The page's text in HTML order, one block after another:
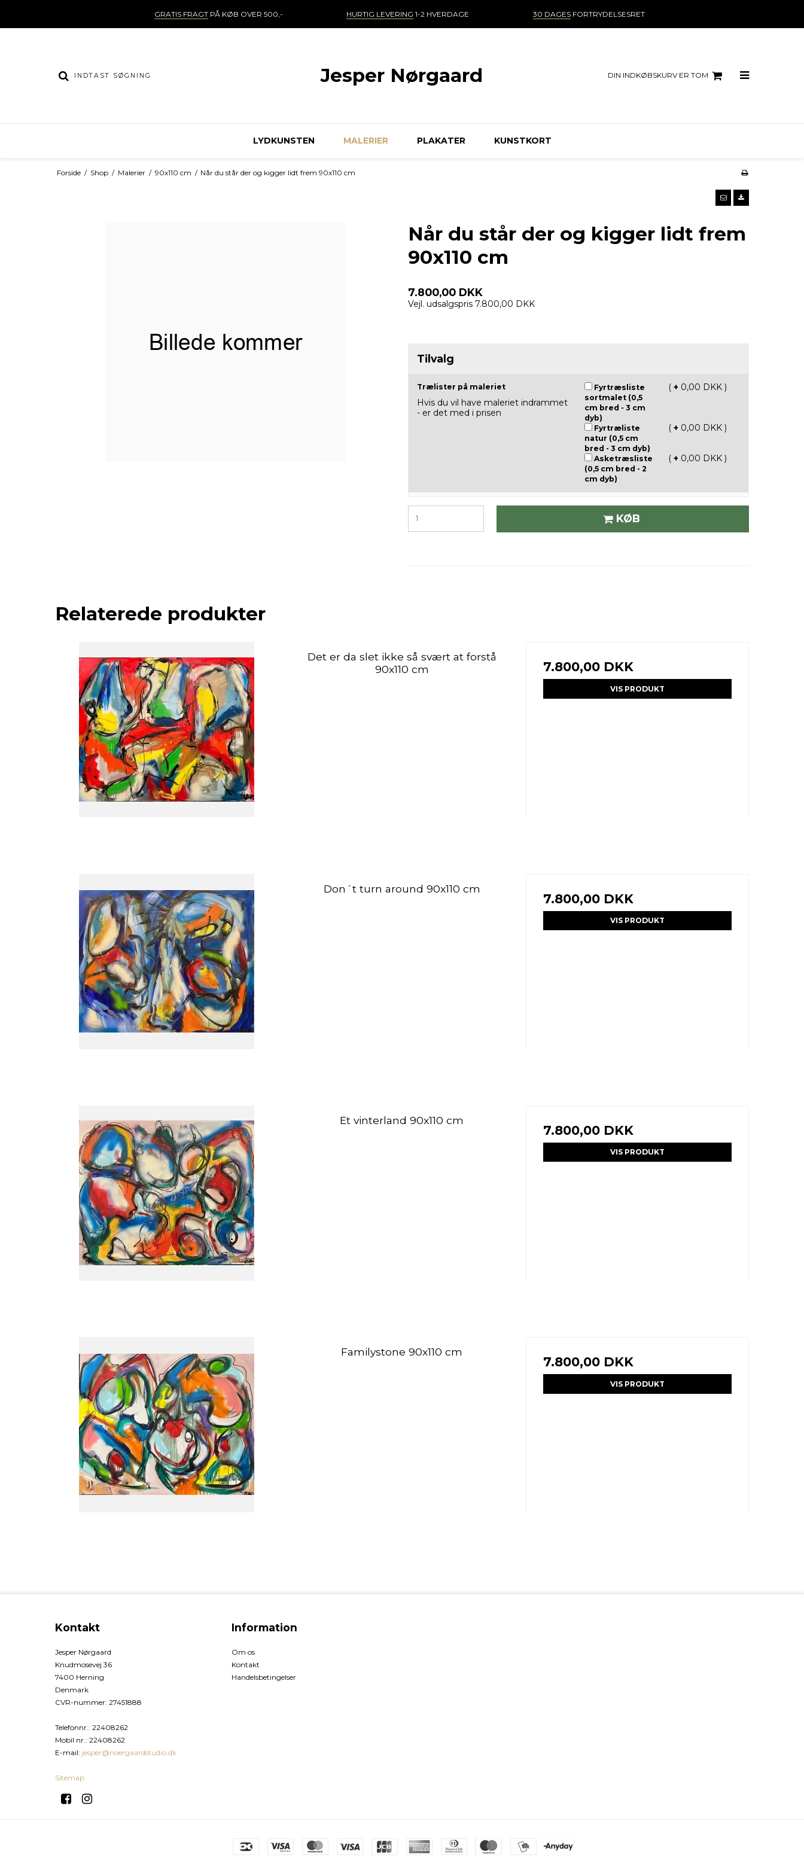
GRATIS FRAGTPÅ KØB OVER 500,- HURTIG LEVERING 1-2 HVERDAGE 30 DAGESFORTRYDELSESRET
Jesper Nørgaard DIN INDKØBSKURV ER TOM
LYDKUNSTEN MALERIER PLAKATER KUNSTKORT
Forside / Shop / Malerier / 90x110 cm / Når du står der og kigger lidt frem 90x110 cm
Når du står der og kigger lidt frem
90x110 cm
7.800,00 DKK
Vejl. udsalgspris 7.800,00 DKK
Tilvalg
Trælister på maleriet
Hvis du vil have maleriet indrammet
- er det med i prisen
sortmalet (0,5
cm bred - 3 cm
dyb)
( + 0,00 DKK )
natur (0,5 cm
bred - 3 cm dyb)
( + 0,00 DKK )
(0,5 cm bred - 2
cm dyb)
( + 0,00 DKK )
KØB
Relaterede produkter
Det er da slet ikke så svært at forstå
90x110 cm
7.800,00 DKK
VIS PRODUKT
Don´t turn around 90x110 cm
7.800,00 DKK
VIS PRODUKT
Et vinterland 90x110 cm
7.800,00 DKK
VIS PRODUKT
Familystone 90x110 cm
7.800,00 DKK
VIS PRODUKT
Kontakt
Jesper Nørgaard
Knudmosevej 36
7400 Herning
Denmark
CVR-nummer: 27451888
Telefonnr. : 22408262
Mobil nr. : 22408262
E-mail: jesper@noergaardstudio.dk
Sitemap
Information
Om os
Kontakt
Handelsbetingelser